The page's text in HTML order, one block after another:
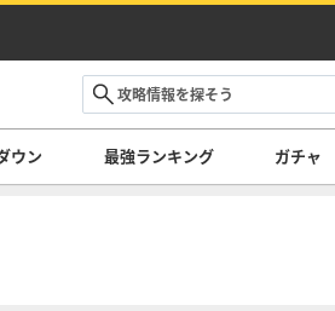
ウン 最強ランキング ガチャ